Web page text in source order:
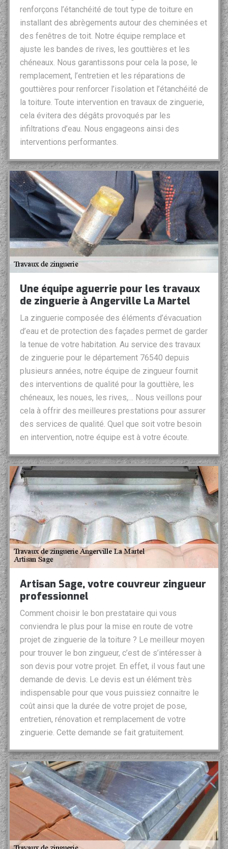
renforçons l’étanchéité de tout type de toiture en
installant des abrègements autour des cheminées et
des fenêtres de toit. Notre équipe remplace et
ajuste les bandes de rives, les gouttières et les
chéneaux. Nous garantissons pour cela la pose, le
remplacement, l’entretien et les réparations de
gouttières pour renforcer l’isolation et l’étanchéité de
la toiture. Toute intervention en travaux de zinguerie,
cela évitera des dégâts provoqués par les
infiltrations d’eau. Nous engageons ainsi des
interventions performantes.
Une équipe aguerrie pour les travaux
de zinguerie à Angerville La Martel
La zinguerie composée des éléments d’évacuation
d’eau et de protection des façades permet de garder
la tenue de votre habitation. Au service des travaux
de zinguerie pour le département 76540 depuis
plusieurs années, notre équipe de zingueur fournit
des interventions de qualité pour la gouttière, les
chéneaux, les noues, les rives,… Nous veillons pour
cela à offrir des meilleures prestations pour assurer
des services de qualité. Quel que soit votre besoin
en intervention, notre équipe est à votre écoute.
Artisan Sage, votre couvreur zingueur
professionnel
Comment choisir le bon prestataire qui vous
conviendra le plus pour la mise en route de votre
projet de zinguerie de la toiture ? Le meilleur moyen
pour trouver le bon zingueur, c’est de s’intéresser à
son devis pour votre projet. En effet, il vous faut une
demande de devis. Le devis est un élément très
indispensable pour que vous puissiez connaitre le
coût ainsi que la durée de votre projet de pose,
entretien, rénovation et remplacement de votre
zinguerie. Cette demande se fait gratuitement.